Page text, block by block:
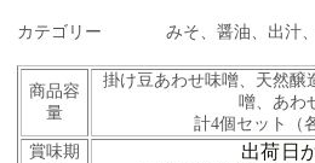
カテゴリー みそ、醤油、出汁
商品容
量
掛け豆あわせ味噌、天然醸
噌、あわ
計4個セット（
賞味期
出荷日